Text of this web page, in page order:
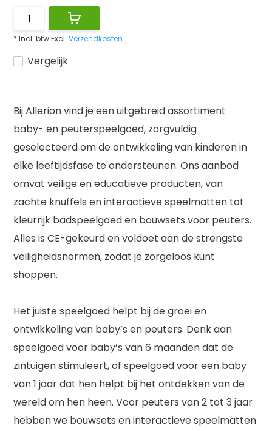
Vergelijk
* Incl. btw Excl.Verzendkosten
Bij Allerion vind je een uitgebreid assortiment
baby- en peuterspeelgoed, zorgvuldig
geselecteerd om de ontwikkeling van kinderen in
elke leeftijdsfase te ondersteunen. Ons aanbod
omvat veilige en educatieve producten, van
zachte knuffels en interactieve speelmatten tot
kleurrijk badspeelgoed en bouwsets voor peuters.
Alles is CE-gekeurd en voldoet aan de strengste
veiligheidsnormen, zodat je zorgeloos kunt
shoppen.
Het juiste speelgoed helpt bij de groei en
ontwikkeling van baby’s en peuters. Denk aan
speelgoed voor baby’s van 6 maanden dat de
zintuigen stimuleert, of speelgoed voor een baby
van 1 jaar dat hen helpt bij het ontdekken van de
wereld om hen heen. Voor peuters van 2 tot 3 jaar
hebben we bouwsets en interactieve speelmatten